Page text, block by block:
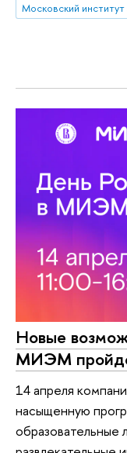
Новые
МИЭМ
14 апреля
насыщенную
образовательные